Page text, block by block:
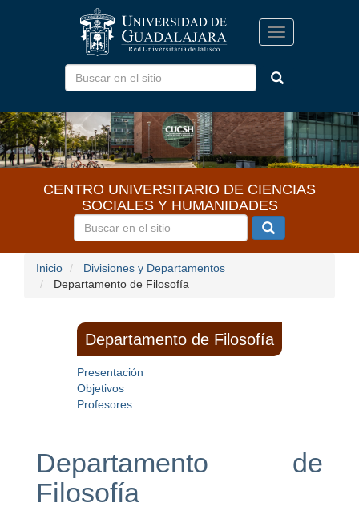
Toggle
navigation
CENTRO UNIVERSITARIO DE CIENCIAS
SOCIALES Y HUMANIDADES
Inicio
Divisiones y Departamentos
Departamento de Filosofía
Departamento de
Filosofía
Departamento de Filosofía
Presentación
Objetivos
Profesores